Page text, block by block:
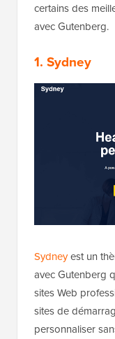
certains des
avec Gutenberg.
1. Sydney
Sydneyest un
avec Gutenberg
sites Web
sites de
personnaliser